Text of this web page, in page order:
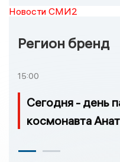
Новости СМИ2
Регион бренд
15:00
Сегодня - день
космонавта